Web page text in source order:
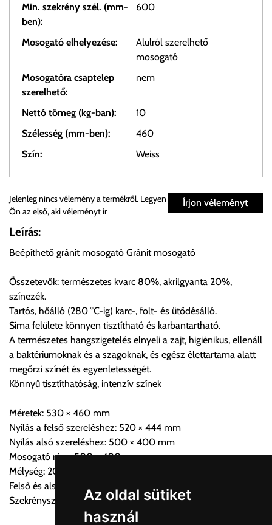
Az oldal sütiket
használ
Min. szekrény szél. (mm-
ben):
600
Mosogató elhelyezése:
Alulról szerelhető
mosogató
Mosogatóra csaptelep
szerelhető:
nem
Nettó tömeg (kg-ban):
10
Szélesség (mm-ben):
460
Szín:
Weiss
Személyes átvétel:
Önnek lehetősége van rendelését a beérkezést követően
ingyenesen átvenni Budapesti Cégcsoportunk Stúdiójában
előre egyeztetett időpontban.
Cím:1133 Budapest, Váci út 100.
Szállítási díjak:
Az oldalunkon rendelés esetén, amennyiben szállítást is kér,
úgy esetenként több lehetőséget ajánl fel a program. Kérjük, a
vásárolt árú figyelembevételével az önnek megfelelő szállítási
költséget válassza ki.
automatikusan nem ajánl fel szállítási költséget, úgy válassza
a 0.- forintos szállítást, kollégáink megvizsgálják a vásárolt
termék adatait, majd visszaigazolják a szállítás költségét.
Ingyenes szállítási lehetőség nincs!
Egyes termékek súlyát a program nem ismeri, rendelés esetén
a központ igazolja vissza. Amennyiben a költséget az Ön által
gondoltnál magasabb értékben igazoljuk vissza, úgy a
Írjon véleményt
Jelenleg nincs vélemény a termékről. Legyen
Ön az első, aki véleményt ír
Leírás:
Beépíthető gránit mosogató Gránit mosogató
Összetevők: természetes kvarc 80%, akrilgyanta 20%,
színezék.
Tartós, hőálló (280 °C-ig) karc-, folt- és ütődésálló.
Sima felülete könnyen tisztítható és karbantartható.
A természetes hangszigetelés elnyeli a zajt, higiénikus, ellenáll
a baktériumoknak és a szagoknak, és egész élettartama alatt
megőrzi színét és egyenletességét.
Könnyű tisztíthatóság, intenzív színek
Méretek: 530 × 460 mm
Nyílás a felső szereléshez: 520 × 444 mm
Nyílás alsó szereléshez: 500 × 400 mm
Mosogató rész: 500 × 400 mm
Mélység: 200 mm
Felső és alsó szerelés
Szekrényszélesség: 600 mm